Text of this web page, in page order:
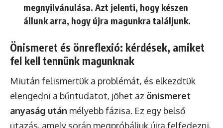
megnyilvánulása. Azt jelenti, hogy készen
állunk arra, hogy újra magunkra találjunk.
Önismeret és önreflexió: kérdések, amiket
fel kell tennünk magunknak
Miután felismertük a problémát, és elkezdtük
elengedni a bűntudatot, jöhet az önismeret
anyaság után mélyebb fázisa. Ez egy belső
utazás, amely során megpróbáljuk újra felfedezni,